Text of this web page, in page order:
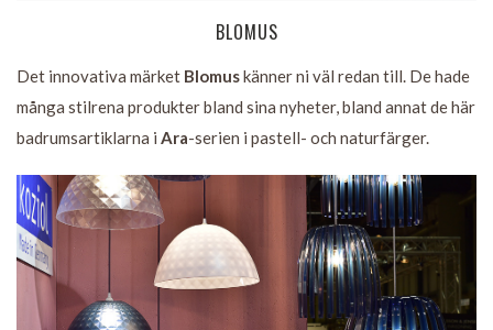
BLOMUS
Det innovativa märket Blomuskänner ni väl redan till. De hade
många stilrena produkter bland sina nyheter, bland annat de här
badrumsartiklarna i Ara-serien i pastell- och naturfärger.